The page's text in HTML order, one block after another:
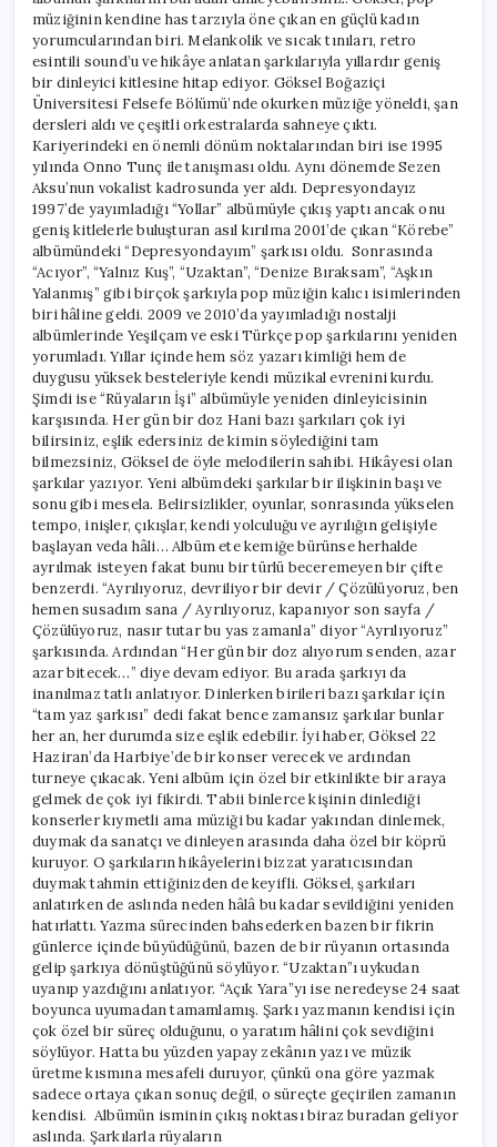
müziğinin kendine has tarzıyla öne çıkan en güçlü kadın
yorumcularından biri. Melankolik ve sıcak tınıları, retro
esintili sound’u ve hikâye anlatan şarkılarıyla yıllardır geniş
bir dinleyici kitlesine hitap ediyor. Göksel Boğaziçi
Üniversitesi Felsefe Bölümü’nde okurken müziğe yöneldi, şan
dersleri aldı ve çeşitli orkestralarda sahneye çıktı.
Kariyerindeki en önemli dönüm noktalarından biri ise 1995
yılında Onno Tunç ile tanışması oldu. Aynı dönemde Sezen
Aksu’nun vokalist kadrosunda yer aldı. Depresyondayız
1997’de yayımladığı “Yollar” albümüyle çıkış yaptı ancak onu
geniş kitlelerle buluşturan asıl kırılma 2001’de çıkan “Körebe”
albümündeki “Depresyondayım” şarkısı oldu. Sonrasında
“Acıyor”, “Yalnız Kuş”, “Uzaktan”, “Denize Bıraksam”, “Aşkın
Yalanmış” gibi birçok şarkıyla pop müziğin kalıcı isimlerinden
biri hâline geldi. 2009 ve 2010’da yayımladığı nostalji
albümlerinde Yeşilçam ve eski Türkçe pop şarkılarını yeniden
yorumladı. Yıllar içinde hem söz yazarı kimliği hem de
duygusu yüksek besteleriyle kendi müzikal evrenini kurdu.
Şimdi ise “Rüyaların İşi” albümüyle yeniden dinleyicisinin
karşısında. Her gün bir doz Hani bazı şarkıları çok iyi
bilirsiniz, eşlik edersiniz de kimin söylediğini tam
bilmezsiniz, Göksel de öyle melodilerin sahibi. Hikâyesi olan
şarkılar yazıyor. Yeni albümdeki şarkılar bir ilişkinin başı ve
sonu gibi mesela. Belirsizlikler, oyunlar, sonrasında yükselen
tempo, inişler, çıkışlar, kendi yolculuğu ve ayrılığın gelişiyle
başlayan veda hâli… Albüm ete kemiğe bürünse herhalde
ayrılmak isteyen fakat bunu bir türlü beceremeyen bir çifte
benzerdi. “Ayrılıyoruz, devriliyor bir devir / Çözülüyoruz, ben
hemen susadım sana / Ayrılıyoruz, kapanıyor son sayfa /
Çözülüyoruz, nasır tutar bu yas zamanla” diyor “Ayrılıyoruz”
şarkısında. Ardından “Her gün bir doz alıyorum senden, azar
azar bitecek…” diye devam ediyor. Bu arada şarkıyı da
inanılmaz tatlı anlatıyor. Dinlerken birileri bazı şarkılar için
“tam yaz şarkısı” dedi fakat bence zamansız şarkılar bunlar
her an, her durumda size eşlik edebilir. İyi haber, Göksel 22
Haziran’da Harbiye’de bir konser verecek ve ardından
turneye çıkacak. Yeni albüm için özel bir etkinlikte bir araya
gelmek de çok iyi fikirdi. Tabii binlerce kişinin dinlediği
konserler kıymetli ama müziği bu kadar yakından dinlemek,
duymak da sanatçı ve dinleyen arasında daha özel bir köprü
kuruyor. O şarkıların hikâyelerini bizzat yaratıcısından
duymak tahmin ettiğinizden de keyifli. Göksel, şarkıları
anlatırken de aslında neden hâlâ bu kadar sevildiğini yeniden
hatırlattı. Yazma sürecinden bahsederken bazen bir fikrin
günlerce içinde büyüdüğünü, bazen de bir rüyanın ortasında
gelip şarkıya dönüştüğünü söylüyor. “Uzaktan”ı uykudan
uyanıp yazdığını anlatıyor. “Açık Yara”yı ise neredeyse 24 saat
boyunca uyumadan tamamlamış. Şarkı yazmanın kendisi için
çok özel bir süreç olduğunu, o yaratım hâlini çok sevdiğini
söylüyor. Hatta bu yüzden yapay zekânın yazı ve müzik
üretme kısmına mesafeli duruyor, çünkü ona göre yazmak
sadece ortaya çıkan sonuç değil, o süreçte geçirilen zamanın
kendisi. Albümün isminin çıkış noktası biraz buradan geliyor
aslında. Şarkılarla rüyaların